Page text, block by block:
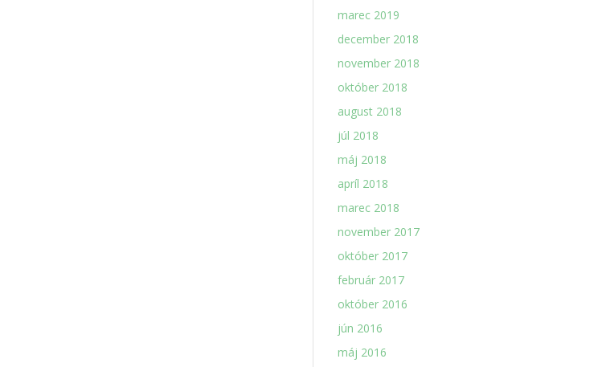
marec 2019
december 2018
november 2018
október 2018
august 2018
júl 2018
máj 2018
apríl 2018
marec 2018
november 2017
október 2017
február 2017
október 2016
jún 2016
máj 2016